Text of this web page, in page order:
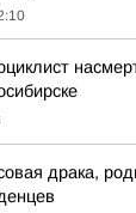
драка,